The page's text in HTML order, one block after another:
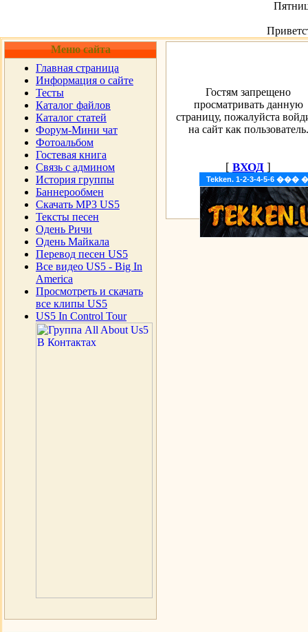
Меню сайта
Главная страница
Информация о сайте
Тесты
Каталог файлов
Каталог статей
Форум-Мини чат
Фотоальбом
Гостевая книга
Cвязь с админом
История группы
Баннерообмен
Скачать MP3 US5
Тексты песен
Одень Ричи
Одень Майкала
Перевод песен US5
Все видео US5 - Big In
America
Просмотреть и скачать
все клипы US5
US5 In Control Tour
Tekken. 1-2-3-4-5-6
Гостям запрещено
просматривать данную
страницу, пожалуйста
на сайт как пользователь.
[ ВХОД ]